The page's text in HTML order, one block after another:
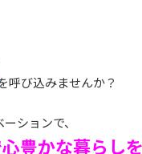
呼び込みませんか？
ションで、
豊かな暮らし